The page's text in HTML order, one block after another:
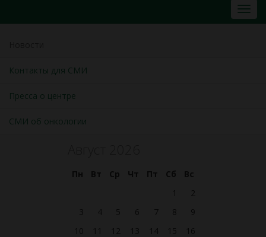
Контакты для СМИ
Пресса о центре
СМИ об онкологии
Пн Вт Ср Чт Пт Сб
Вс
1
2
3
4 5 6 7 8
9
10
11 12 13 14 15
16